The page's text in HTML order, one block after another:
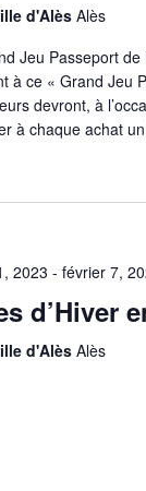
d'Alès Alès
Jeu Passeport
à ce « Grand Jeu
devront, à
à chaque achat
2023 - février 7,
d’Hiver
d'Alès Alès